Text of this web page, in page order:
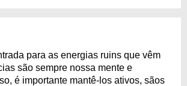
para as energias ruins que vêm
são sempre nossa mente e
é importante mantê-los ativos, sãos